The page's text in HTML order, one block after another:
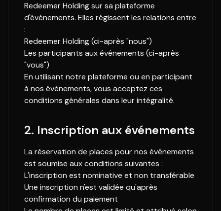
Redeemer Holding sur sa plateforme
d'événements. Elles régissent les relations entre
:
Redeemer Holding (ci-après "nous")
Les participants aux événements (ci-après
"vous")
En utilisant notre plateforme ou en participant
à nos événements, vous acceptez ces
conditions générales dans leur intégralité.
2. Inscription aux événements
La réservation de places pour nos événements
est soumise aux conditions suivantes :
L'inscription est nominative et non transférable
Une inscription n'est validée qu'après
confirmation du paiement